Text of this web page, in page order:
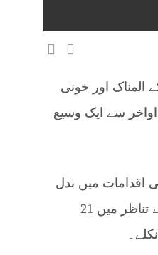
کے المناک اور خونی
ہوتا ہے۔ یہ واقعہ اُس وقت پیش آیا جب وادیٔ کشمیر میں 1989 کے اواخر سے ایک وسیع
سکیورٹی اقدامات میں بدل
دیا گیا، کرفیو نافذ ہوا اور شہری آزادیوں پر شدید پابندیاں عائد کی گئیں۔ انہی حالات کے تناظر میں 21